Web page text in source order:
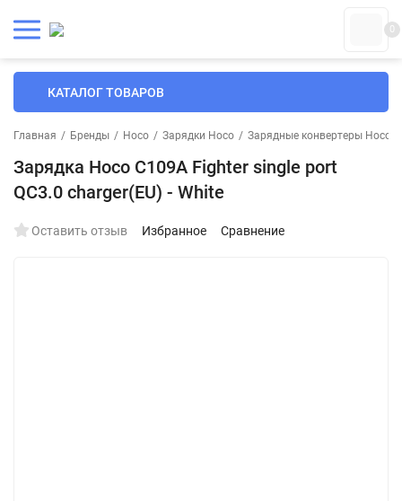
0
КАТАЛОГ ТОВАРОВ
Главная / Бренды / Hoco / Зарядки Hoco / Зарядные конвертеры Hoco
Зарядка Hoco C109A Fighter single port
QC3.0 charger(EU) - White
Оставить отзыв Избранное Сравнение